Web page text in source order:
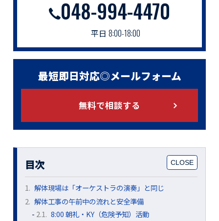
048-994-4470
平日8:00-18:00
最短即日対応◎メールフォーム
無料で相談する
目次
1. 解体現場は「オーケストラの演奏」と同じ
2. 解体工事の午前中の流れと安全準備
2.1. 8:00 朝礼・KY（危険予知）活動